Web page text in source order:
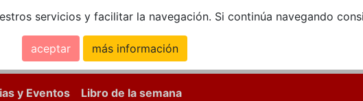
servicios y facilitar la navegación. Si continúa navegando
aceptar más información
y Eventos Libro de la semana